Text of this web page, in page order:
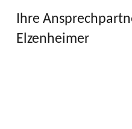
Ihre
Elzenheimer